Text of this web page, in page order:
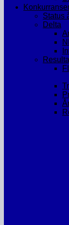
Status
Delta